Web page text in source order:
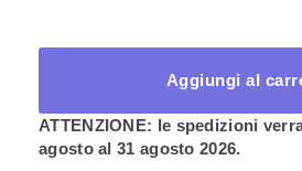
nuova
quantità
Aggiungi al
ATTENZIONE: le spedizioni
agosto al 31 agosto 2026.